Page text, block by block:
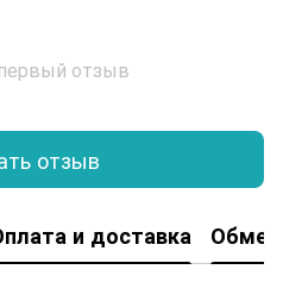
отзыв
отзыв
и доставка Обмен